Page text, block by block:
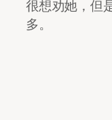
很想劝她，但
多。